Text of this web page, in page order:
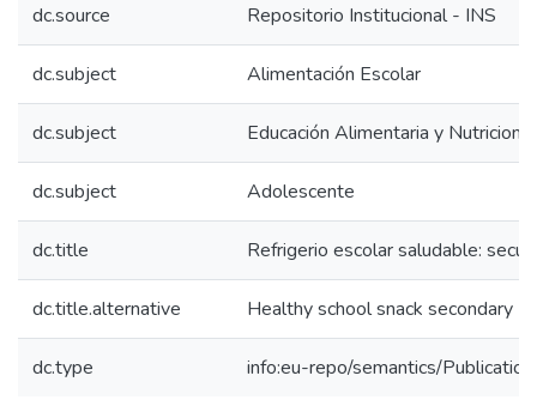
dc.source Repositorio Institucional - INS
dc.subject Alimentación Escolar
dc.subject Educación Alimentaria y Nutricional
dc.subject Adolescente
dc.title Refrigerio escolar saludable:
dc.title.alternative Healthy school snack secondary
dc.type info:eu-repo/semantics/Publication